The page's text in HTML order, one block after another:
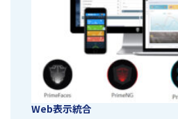
Web表示統合